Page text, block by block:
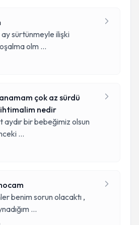
sürtünmeyle ilişki
olm ...
çok az sürdü
nedir
aydır bir bebeğimiz olsun
...
benim sorun olacaktı ,
...